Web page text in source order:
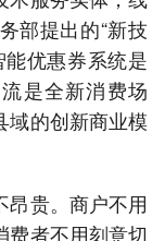
部提出的“新技
优惠券系统是
是全新消费场
域的创新商业模
昂贵。商户不用
费者不用刻意切